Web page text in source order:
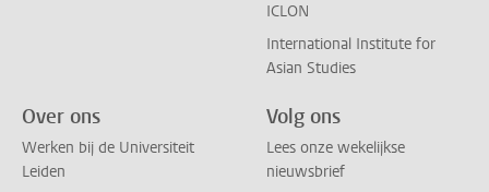
ICLON
International Institute for
Asian Studies
Over ons
Werken bij de Universiteit
Leiden
Volg ons
Lees onze wekelijkse
nieuwsbrief